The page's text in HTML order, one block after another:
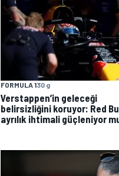
FORMULA 130 g
Verstappen’in geleceği
belirsizliğini koruyor: Red
ayrılık ihtimali güçleniyor